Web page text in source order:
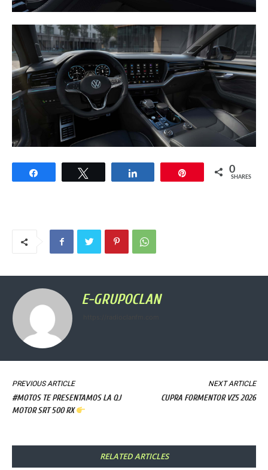
0
SHARES
E-GRUPOCLAN
PREVIOUS ARTICLE
#MOTOS TE PRESENTAMOS LA QJ
MOTOR SRT 500 RX
NEXT ARTICLE
CUPRA FORMENTOR VZ5 2026
RELATED ARTICLES